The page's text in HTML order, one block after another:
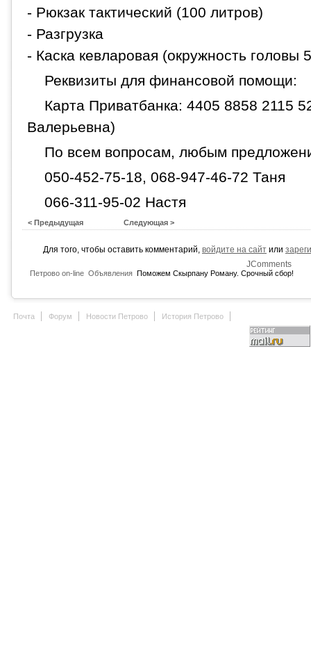
- Рюкзак тактический (100 литров)
- Разгрузка
- Каска кевларовая (окружность головы
Реквизиты для финансовой помощи:
Карта Приватбанка: 4405 8858 2115
Валерьевна)
По всем вопросам, любым
050-452-75-18, 068-947-46-72 Таня
066-311-95-02 Настя
< Предыдущая Следующая >
Для того, чтобы оставить комментарий, войдите на сайт или
JComments
Петрово on-line Объявления Поможем Скырпану Роману. Срочный сбор!
Почта Форум Новости Петрово История Петрово